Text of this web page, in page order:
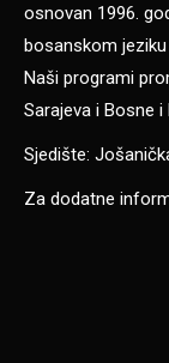
osnovan 1996.
bosanskom
Naši programi
Sarajeva i Bosne i
Sjedište:
Za dodatne